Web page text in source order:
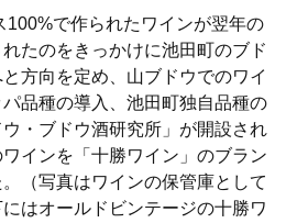
100%で作られたワインが翌年の
たのをきっかけに池田町のブド
方向を定め、山ブドウでのワイ
品種の導入、池田町独自品種の
・ブドウ酒研究所」が開設され
インを「十勝ワイン」のブラン
（写真はワインの保管庫として
はオールドビンテージの十勝ワ